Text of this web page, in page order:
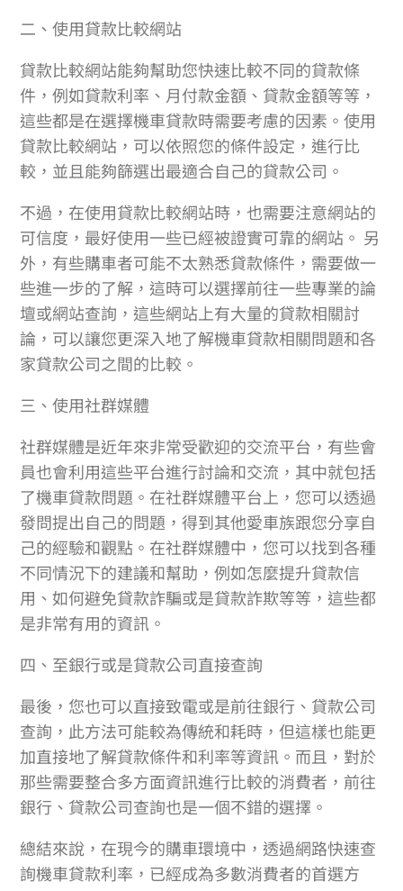
二、使用貸款比較網站
貸款比較網站能夠幫助您快速比較不同的貸款條
件，例如貸款利率、月付款金額、貸款金額等等，
這些都是在選擇機車貸款時需要考慮的因素。使用
貸款比較網站，可以依照您的條件設定，進行比
較，並且能夠篩選出最適合自己的貸款公司。
不過，在使用貸款比較網站時，也需要注意網站的
可信度，最好使用一些已經被證實可靠的網站。 另
外，有些購車者可能不太熟悉貸款條件，需要做一
些進一步的了解，這時可以選擇前往一些專業的論
壇或網站查詢，這些網站上有大量的貸款相關討
論，可以讓您更深入地了解機車貸款相關問題和各
家貸款公司之間的比較。
三、使用社群媒體
社群媒體是近年來非常受歡迎的交流平台，有些會
員也會利用這些平台進行討論和交流，其中就包括
了機車貸款問題。在社群媒體平台上，您可以透過
發問提出自己的問題，得到其他愛車族跟您分享自
己的經驗和觀點。在社群媒體中，您可以找到各種
不同情況下的建議和幫助，例如怎麼提升貸款信
用、如何避免貸款詐騙或是貸款詐欺等等，這些都
是非常有用的資訊。
四、至銀行或是貸款公司直接查詢
最後，您也可以直接致電或是前往銀行、貸款公司
查詢，此方法可能較為傳統和耗時，但這樣也能更
加直接地了解貸款條件和利率等資訊。而且，對於
那些需要整合多方面資訊進行比較的消費者，前往
銀行、貸款公司查詢也是一個不錯的選擇。
總結來說，在現今的購車環境中，透過網路快速查
詢機車貸款利率，已經成為多數消費者的首選方